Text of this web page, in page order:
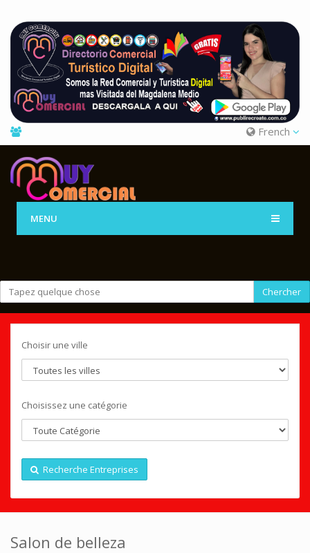
French
MENU
Chercher
Choisir une ville
Choisissez une catégorie
Recherche Entreprises
Salon de belleza